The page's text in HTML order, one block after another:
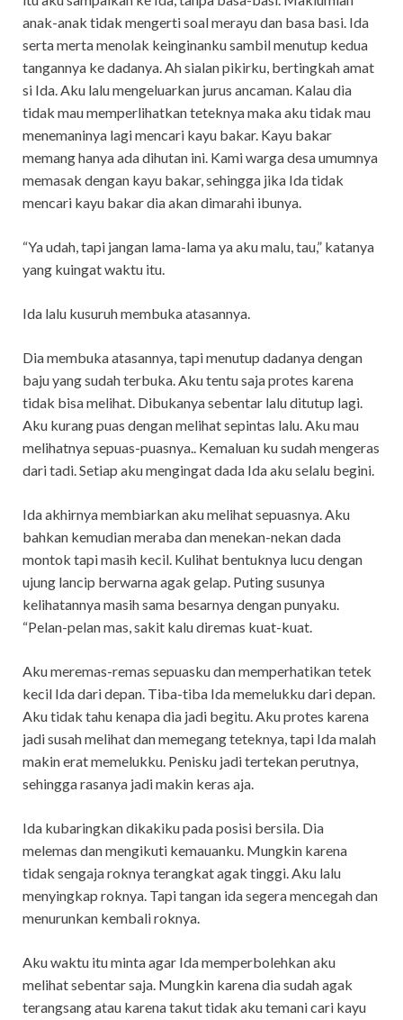
anak-anak tidak mengerti soal merayu dan basa basi. Ida
serta merta menolak keinginanku sambil menutup kedua
tangannya ke dadanya. Ah sialan pikirku, bertingkah amat
si Ida. Aku lalu mengeluarkan jurus ancaman. Kalau dia
tidak mau memperlihatkan teteknya maka aku tidak mau
menemaninya lagi mencari kayu bakar. Kayu bakar
memang hanya ada dihutan ini. Kami warga desa umumnya
memasak dengan kayu bakar, sehingga jika Ida tidak
mencari kayu bakar dia akan dimarahi ibunya.
“Ya udah, tapi jangan lama-lama ya aku malu, tau,” katanya
yang kuingat waktu itu.
Ida lalu kusuruh membuka atasannya.
Dia membuka atasannya, tapi menutup dadanya dengan
baju yang sudah terbuka. Aku tentu saja protes karena
tidak bisa melihat. Dibukanya sebentar lalu ditutup lagi.
Aku kurang puas dengan melihat sepintas lalu. Aku mau
melihatnya sepuas-puasnya.. Kemaluan ku sudah mengeras
dari tadi. Setiap aku mengingat dada Ida aku selalu begini.
Ida akhirnya membiarkan aku melihat sepuasnya. Aku
bahkan kemudian meraba dan menekan-nekan dada
montok tapi masih kecil. Kulihat bentuknya lucu dengan
ujung lancip berwarna agak gelap. Puting susunya
kelihatannya masih sama besarnya dengan punyaku.
“Pelan-pelan mas, sakit kalu diremas kuat-kuat.
Aku meremas-remas sepuasku dan memperhatikan tetek
kecil Ida dari depan. Tiba-tiba Ida memelukku dari depan.
Aku tidak tahu kenapa dia jadi begitu. Aku protes karena
jadi susah melihat dan memegang teteknya, tapi Ida malah
makin erat memelukku. Penisku jadi tertekan perutnya,
sehingga rasanya jadi makin keras aja.
Ida kubaringkan dikakiku pada posisi bersila. Dia
melemas dan mengikuti kemauanku. Mungkin karena
tidak sengaja roknya terangkat agak tinggi. Aku lalu
menyingkap roknya. Tapi tangan ida segera mencegah dan
menurunkan kembali roknya.
Aku waktu itu minta agar Ida memperbolehkan aku
melihat sebentar saja. Mungkin karena dia sudah agak
terangsang atau karena takut tidak aku temani cari kayu